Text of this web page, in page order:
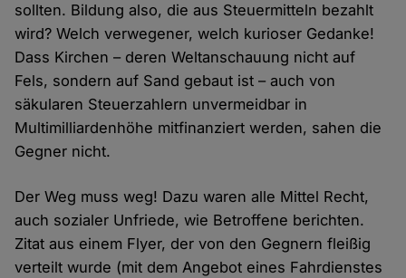
sollten. Bildung also, die aus Steuermitteln bezahlt
wird? Welch verwegener, welch kurioser Gedanke!
Dass Kirchen – deren Weltanschauung nicht auf
Fels, sondern auf Sand gebaut ist – auch von
säkularen Steuerzahlern unvermeidbar in
Multimilliardenhöhe mitfinanziert werden, sahen die
Gegner nicht.
Der Weg muss weg! Dazu waren alle Mittel Recht,
auch sozialer Unfriede, wie Betroffene berichten.
Zitat aus einem Flyer, der von den Gegnern fleißig
verteilt wurde (mit dem Angebot eines Fahrdienstes